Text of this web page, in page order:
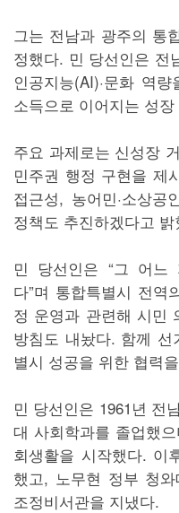
그는 전남과 광주의 통
정했다. 민 당선인은 전
인공지능(AI)·문화 역
소득으로 이어지는 성
주요 과제로는 신성장
민주권 행정 구현을 제
접근성, 농어민·소상
정책도 추진하겠다고 밝
민 당선인은 “그 어느
다”며 통합특별시 전
정 운영과 관련해 시민
방침도 내놨다. 함께
별시 성공을 위한 협력
민 당선인은 1961년 전
대 사회학과를 졸업했
회생활을 시작했다. 이
했고, 노무현 정부 청
조정비서관을 지냈다.